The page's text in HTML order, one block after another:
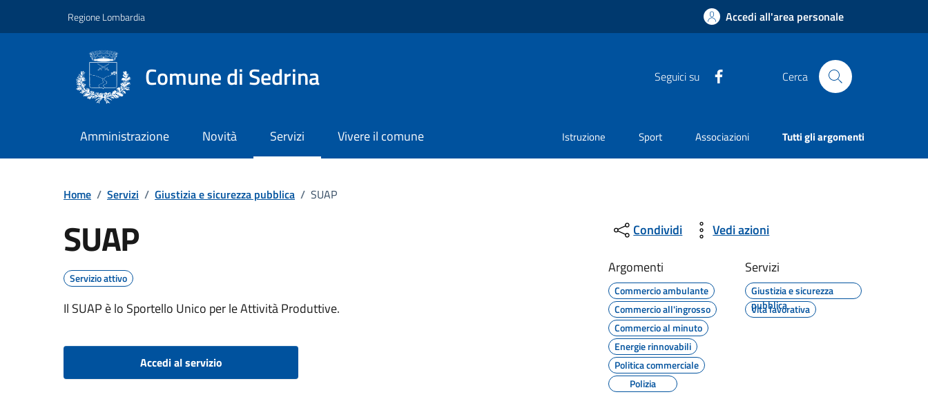
Regione Lombardia Accedi all'area personale
Comune di Sedrina Seguici su Cerca
Amministrazione Novità Servizi Vivere il comune Istruzione Sport Associazioni Tutti gli argomenti
Home / Servizi / Giustizia e sicurezza pubblica / SUAP
SUAP
Servizio attivo
Il SUAP è lo Sportello Unico per le Attività Produttive.
Accedi al servizio
Condividi
Vedi azioni
Argomenti
Commercio ambulante
Commercio all'ingrosso
Commercio al minuto
Energie rinnovabili
Politica commerciale
Polizia
Servizi
Giustizia e sicurezza
pubblica
Vita lavorativa